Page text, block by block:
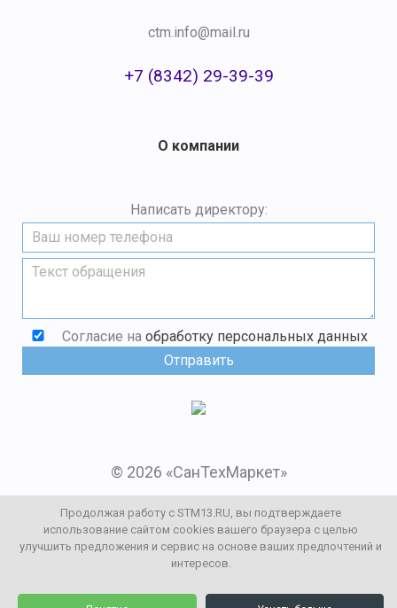
Мы в социальных сетях:
Заказать звонок
0 0
© 2026 «СанТехМаркет»
О компании
Написать директору:
Согласие на обработку персональных данных
ctm.info@mail.ru
+7 (8342) 29-39-39
Продолжая работу с STM13.RU, вы подтверждаете
использование сайтом cookies вашего браузера с целью
улучшить предложения и сервис на основе ваших предпочтений и
интересов.